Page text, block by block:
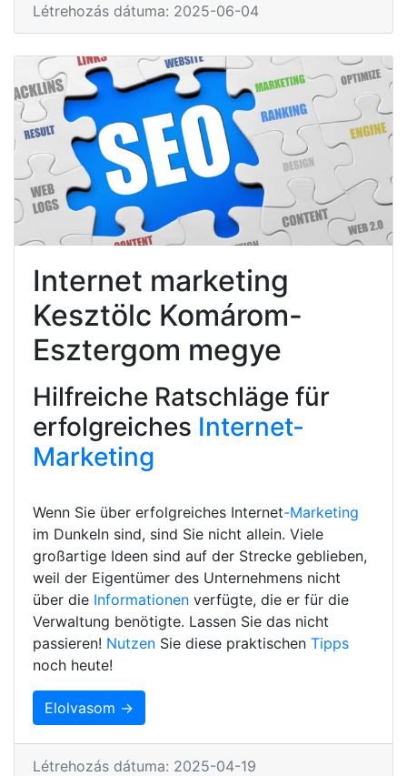
Létrehozás dátuma: 2025-06-04
Internet marketing
Kesztölc Komárom-
Esztergom megye
Hilfreiche Ratschläge für
erfolgreiches Internet-
Marketing
Wenn Sie über erfolgreiches Internet-Marketing
im Dunkeln sind, sind Sie nicht allein. Viele
großartige Ideen sind auf der Strecke geblieben,
weil der Eigentümer des Unternehmens nicht
über die Informationen verfügte, die er für die
Verwaltung benötigte. Lassen Sie das nicht
passieren! Nutzen Sie diese praktischen Tipps
noch heute!
Elolvasom →
Létrehozás dátuma: 2025-04-19